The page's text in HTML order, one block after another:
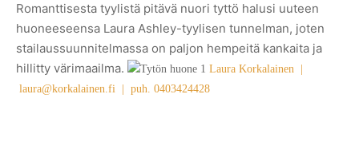
Romanttisesta tyylistä pitävä nuori tyttö halusi uuteen
huoneeseensa Laura Ashley-tyylisen tunnelman, joten
stailaussuunnitelmassa on paljon hempeitä kankaita ja
hillitty värimaailma.
Laura Korkalainen |
laura@korkalainen.fi | puh. 0403424428